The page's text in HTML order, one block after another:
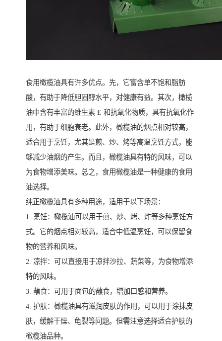
食用橄榄油具有许多优点。先，它富含单不饱和脂肪
酸，有助于降低胆固醇水平，对健康有益。其次，橄榄
油中含有丰富的维生素 E 和抗氧化物质，具有抗氧化作
用，有助于细胞衰老。此外，橄榄油的烟点相对较高，
适合用于烹饪，尤其是煎、炒、烤等高温烹饪方式，能
够减少油烟的产生。而且，橄榄油具有特的风味，可以
为食物增添美味。总之，食用橄榄油是一种健康的食用
油选择。
纯正橄榄油具有多种用途，适用于以下场景：
1. 烹饪：橄榄油可以用于煎、炒、烤、炸等多种烹饪方
式。它的烟点相对较高，适合中低温烹饪，可以保留食
物的营养和风味。
2. 凉拌：可以直接用于凉拌沙拉、蔬菜等，为食物增添
特的风味。
3. 蘸食：可用于面包的蘸食，增加口感和营养。
4. 护肤：橄榄油具有滋润皮肤的作用，可以用于涂抹皮
肤，缓解干燥、龟裂等问题。但需注意选择适合护肤的
橄榄油品种。